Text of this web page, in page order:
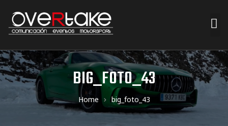
BIG_FOTO_43
Home big_foto_43